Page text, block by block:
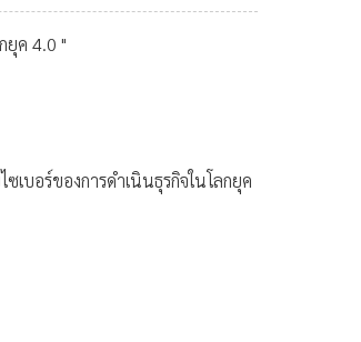
ยุค 4.0 "
บอร์ของการดำเนินธุรกิจในโลกยุค